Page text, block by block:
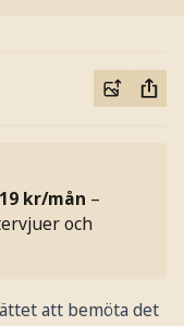
kr/mån –
och
att bemöta det